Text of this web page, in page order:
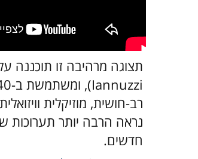
רב-חושית, מוזיקלית
נראה הרבה יותר תערוכות
חדשים.